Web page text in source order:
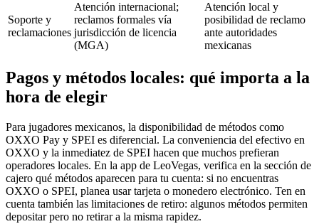
Soporte y
reclamaciones
Atención internacional;
reclamos formales vía
jurisdicción de licencia
(MGA)
Atención local y
posibilidad de reclamo
ante autoridades
mexicanas
Pagos y métodos locales: qué importa a la
hora de elegir
Para jugadores mexicanos, la disponibilidad de métodos como
OXXO Pay y SPEI es diferencial. La conveniencia del efectivo en
OXXO y la inmediatez de SPEI hacen que muchos prefieran
operadores locales. En la app de LeoVegas, verifica en la sección de
cajero qué métodos aparecen para tu cuenta: si no encuentras
OXXO o SPEI, planea usar tarjeta o monedero electrónico. Ten en
cuenta también las limitaciones de retiro: algunos métodos permiten
depositar pero no retirar a la misma rapidez.